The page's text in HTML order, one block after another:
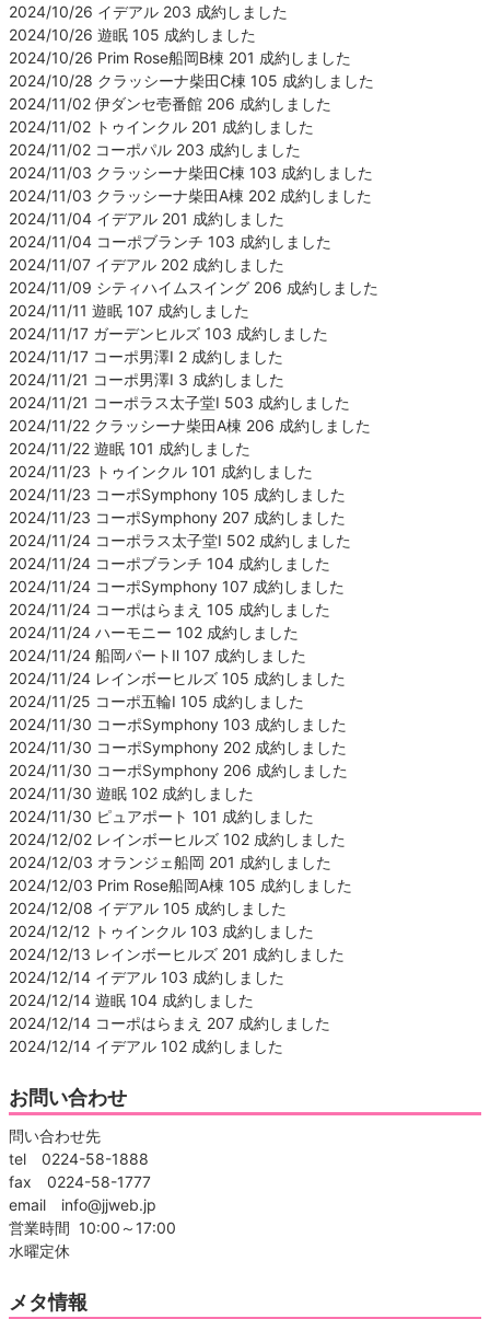
2024/10/26 イデアル 203 成約しました
2024/10/26 遊眠 105 成約しました
2024/10/26 Prim Rose船岡B棟 201 成約しました
2024/10/28 クラッシーナ柴田C棟 105 成約しました
2024/11/02 伊ダンセ壱番館 206 成約しました
2024/11/02 トゥインクル 201 成約しました
2024/11/02 コーポパル 203 成約しました
2024/11/03 クラッシーナ柴田C棟 103 成約しました
2024/11/03 クラッシーナ柴田A棟 202 成約しました
2024/11/04 イデアル 201 成約しました
2024/11/04 コーポブランチ 103 成約しました
2024/11/07 イデアル 202 成約しました
2024/11/09 シティハイムスイング 206 成約しました
2024/11/11 遊眠 107 成約しました
2024/11/17 ガーデンヒルズ 103 成約しました
2024/11/17 コーポ男澤Ⅰ 2 成約しました
2024/11/21 コーポ男澤Ⅰ 3 成約しました
2024/11/21 コーポラス太子堂Ⅰ 503 成約しました
2024/11/22 クラッシーナ柴田A棟 206 成約しました
2024/11/22 遊眠 101 成約しました
2024/11/23 トゥインクル 101 成約しました
2024/11/23 コーポSymphony 105 成約しました
2024/11/23 コーポSymphony 207 成約しました
2024/11/24 コーポラス太子堂Ⅰ 502 成約しました
2024/11/24 コーポブランチ 104 成約しました
2024/11/24 コーポSymphony 107 成約しました
2024/11/24 コーポはらまえ 105 成約しました
2024/11/24 ハーモニー 102 成約しました
2024/11/24 船岡パートⅡ 107 成約しました
2024/11/24 レインボーヒルズ 105 成約しました
2024/11/25 コーポ五輪Ⅰ 105 成約しました
2024/11/30 コーポSymphony 103 成約しました
2024/11/30 コーポSymphony 202 成約しました
2024/11/30 コーポSymphony 206 成約しました
2024/11/30 遊眠 102 成約しました
2024/11/30 ピュアポート 101 成約しました
2024/12/02 レインボーヒルズ 102 成約しました
2024/12/03 オランジェ船岡 201 成約しました
2024/12/03 Prim Rose船岡A棟 105 成約しました
2024/12/08 イデアル 105 成約しました
2024/12/12 トゥインクル 103 成約しました
2024/12/13 レインボーヒルズ 201 成約しました
2024/12/14 イデアル 103 成約しました
2024/12/14 遊眠 104 成約しました
2024/12/14 コーポはらまえ 207 成約しました
2024/12/14 イデアル 102 成約しました
お問い合わせ
問い合わせ先
tel 0224-58-1888
fax 0224-58-1777
email info@jjweb.jp
営業時間 10:00～17:00
水曜定休
メタ情報